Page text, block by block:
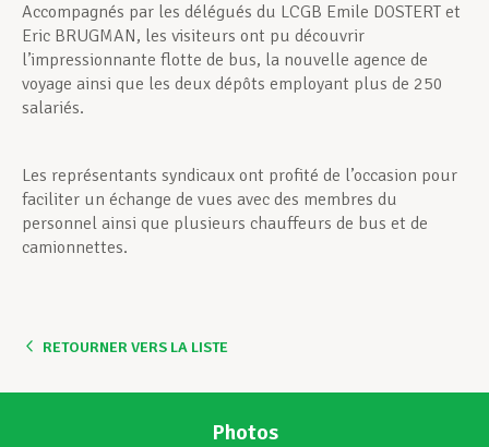
Accompagnés par les délégués du LCGB Emile DOSTERT et
Eric BRUGMAN, les visiteurs ont pu découvrir
l’impressionnante flotte de bus, la nouvelle agence de
voyage ainsi que les deux dépôts employant plus de 250
salariés.
Les représentants syndicaux ont profité de l’occasion pour
faciliter un échange de vues avec des membres du
personnel ainsi que plusieurs chauffeurs de bus et de
camionnettes.
RETOURNER VERS LA LISTE
Photos